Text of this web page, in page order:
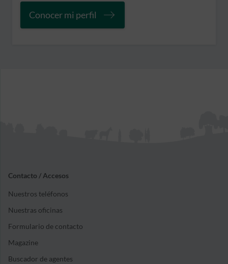
Conocer mi perfil
Contacto / Accesos
Nuestros teléfonos
Nuestras oficinas
Formulario de contacto
Magazine
Buscador de agentes